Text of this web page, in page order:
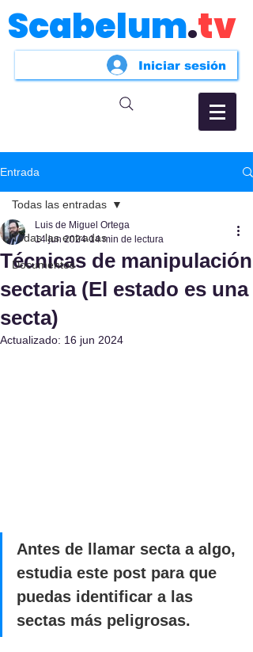
Scabelum.tv
Iniciar sesión
Entrada
Todas las entradas
Documentos
Todas las entradas
Técnicas de manipulación
sectaria (El estado es una
secta)
Luis de Miguel Ortega
14 jun 2024 14 min de lectura
Actualizado: 16 jun 2024
Antes de llamar secta a algo,
estudia este post para que
puedas identificar a las
sectas más peligrosas.